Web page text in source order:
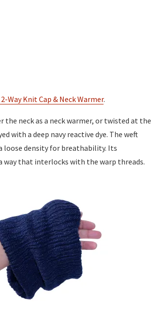
Way Knit Cap & Neck Warmer.
neck as a neck warmer, or twisted at the
with a deep navy reactive dye. The weft
loose density for breathability. Its
way that interlocks with the warp threads.